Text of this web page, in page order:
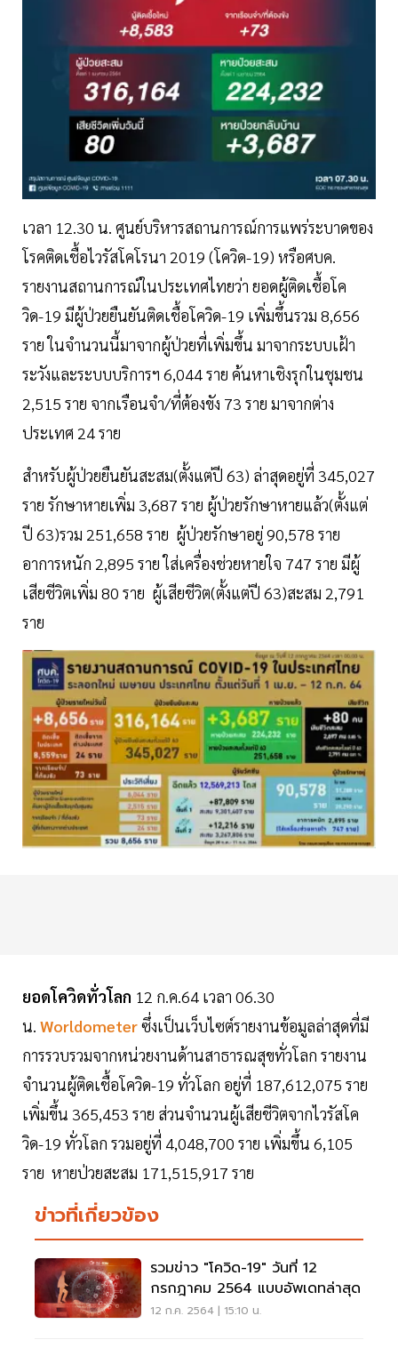
เวลา 12.30 น. ศูนย์บริหารสถานการณ์การแพร่ระบาดของ
โรคติดเชื้อไวรัสโคโรนา 2019 (โควิด-19) หรือศบค.
รายงานสถานการณ์ในประเทศไทยว่า ยอดผู้ติดเชื้อโค
วิด-19 มีผู้ป่วยยืนยันติดเชื้อโควิด-19 เพิ่มขึ้นรวม 8,656
ราย ในจำนวนนี้มาจากผู้ป่วยที่เพิ่มขึ้น มาจากระบบเฝ้า
ระวังและระบบบริการฯ 6,044 ราย ค้นหาเชิงรุกในชุมชน
2,515 ราย จากเรือนจำ/ที่ต้องขัง 73 ราย มาจากต่าง
ประเทศ 24 ราย
สำหรับผู้ป่วยยืนยันสะสม(ตั้งแต่ปี 63) ล่าสุดอยู่ที่ 345,027
ราย รักษาหายเพิ่ม 3,687 ราย ผู้ป่วยรักษาหายแล้ว(ตั้งแต่
ปี 63)รวม 251,658 ราย ผู้ป่วยรักษาอยู่ 90,578 ราย
อาการหนัก 2,895 ราย ใส่เครื่องช่วยหายใจ 747 ราย มีผู้
เสียชีวิตเพิ่ม 80 ราย ผู้เสียชีวิต(ตั้งแต่ปี 63)สะสม 2,791
ราย
ยอดโควิดทั่วโลก 12 ก.ค.64 เวลา 06.30
น. Worldometerซึ่งเป็นเว็บไซต์รายงานข้อมูลล่าสุดที่มี
การรวบรวมจากหน่วยงานด้านสาธารณสุขทั่วโลก รายงาน
จำนวนผู้ติดเชื้อโควิด-19 ทั่วโลก อยู่ที่ 187,612,075 ราย
เพิ่มขึ้น 365,453 ราย ส่วนจำนวนผู้เสียชีวิตจากไวรัสโค
วิด-19 ทั่วโลก รวมอยู่ที่ 4,048,700 ราย เพิ่มขึ้น 6,105
ราย หายป่วยสะสม 171,515,917 ราย
ข่าวที่เกี่ยวข้อง
รวมข่าว "โควิด-19" วันที่ 12
กรกฎาคม 2564 แบบอัพเดทล่าสุด
12 ก.ค. 2564 | 15:10 น.